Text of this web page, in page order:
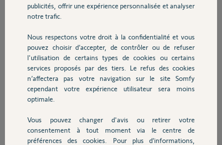
Domotique
Chauffage
Autres produits
Devis avec un pro
Dominique C.
il y a presque 11 ans
Participer au fil de discussion
Réponses
publicités, offrir une expérience personnalisée et analyser
notre trafic.
Nous respectons votre droit à la confidentialité et vous
pouvez choisir d’accepter, de contrôler ou de refuser
l'utilisation de certains types de cookies ou certains
services proposés par des tiers. Le refus des cookies
n’affectera pas votre navigation sur le site Somfy
cependant votre expérience utilisateur sera moins
optimale.
Vous pouvez changer d'avis ou retirer votre
consentement à tout moment via le centre de
préférences des cookies. Pour plus d’informations,